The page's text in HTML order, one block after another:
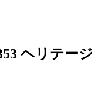
ヘリテージ